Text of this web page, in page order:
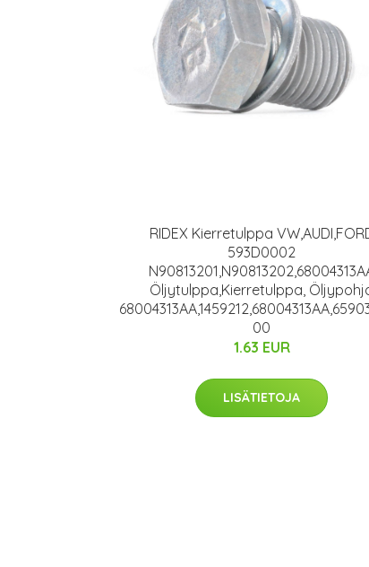
RIDEX Kierretulppa
593D0002
Öljytulppa,Kierretulppa,
00
1.63 EUR
LISÄTIETOJA